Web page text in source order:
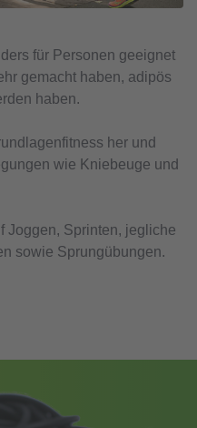
für Personen geeignet
gemacht haben, adipös
haben.
her und
wie Kniebeuge und
Joggen, Sprinten, jegliche
sowie Sprungübungen.